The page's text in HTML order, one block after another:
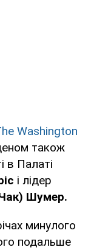
Washington
також
в Палаті
і лідер
Шумер.
минулого
подальше